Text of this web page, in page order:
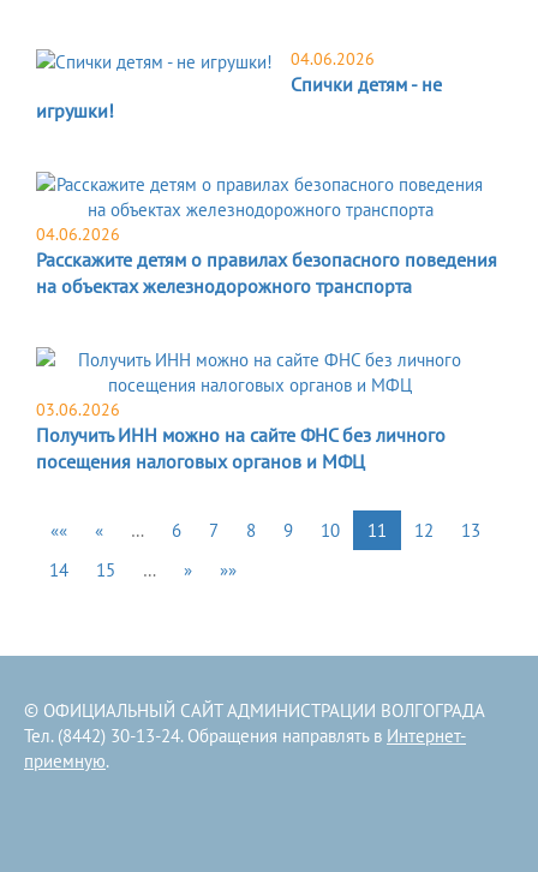
04.06.2026
Спички детям - не
игрушки!
04.06.2026
Расскажите детям о правилах безопасного поведения
на объектах железнодорожного транспорта
03.06.2026
Получить ИНН можно на сайте ФНС без личного
посещения налоговых органов и МФЦ
«« « … 6 7 8 9 10 11 12
13
14
15 … » »»
© ОФИЦИАЛЬНЫЙ САЙТ АДМИНИСТРАЦИИ ВОЛГОГРАДА
Тел. (8442) 30-13-24. Обращения направлять в Интернет-
приемную.